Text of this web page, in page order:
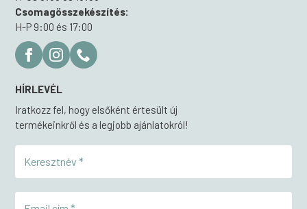
Csomagösszekészítés:
H-P 9:00 és 17:00
HÍRLEVÉL
Iratkozz fel, hogy elsőként értesült új
termékeinkről és a legjobb ajánlatokról!